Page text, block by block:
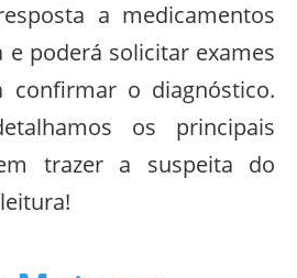
a medicamentos
e poderá solicitar exames
confirmar o diagnóstico.
os principais
trazer a suspeita do